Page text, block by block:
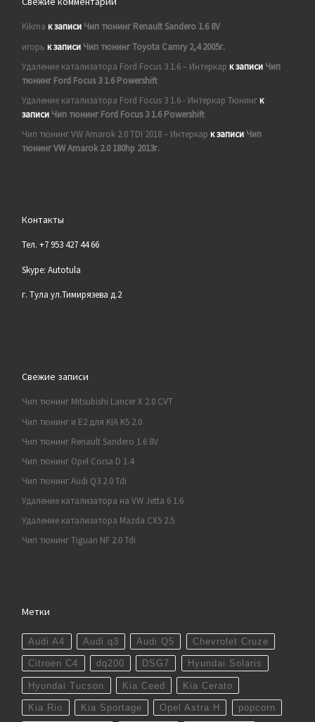
Kikma к записи Чип тюнинг Renault Sandero 1.6 8V
игорь к записи Чип тюнинг Toyota Camry 2,4 2005г.
Удаление катализатора Ford Focus 3 1.6 – Интеркар к записи Чип
тюнинг Ford Focus 3 1.6 Powershift
Удаление катализатора Ford Focus 3 1.6 - Интеркар Тюнингк
записи Чип тюнинг Ford Focus 3 1.6 Powershift
Чип тюнинг VW Amarok 2.0 TDI 2018 – Интеркар к записи Чип
тюнинг VW Amarok 2.0 180hp 2013г.
Контакты
Тел. +7 953 427 44 66
Skype: Autotula
г. Тула ул.Тимирязева д.2
Свежие записи
Чип тюнинг Mitsubishi Lancer X 2.0 CVT
Чип тюнинг и E2 для KIA K5 2.0
Чип тюнинг Renault Sandero 1.6 8V
Чип тюнинг Opel Corsa D 1.4
Чип тюнинг Audi Q3 2.0 Tdi
Удаление катализатора на VW Jetta 6 1.6
Удаление катализатора Mazda CX5 2.5
Чип тюнинг Tiguan NF 2.0 Tdi
Метки
Audi A4 Audi q3 Audi Q5 Chevrolet Cruze
Citroen C4 dq200 DSG7 Hyundai Solaris
Hyundai Tucson Kia Ceed Kia Cerato
Kia Rio Kia Sportage Opel Astra H popcorn